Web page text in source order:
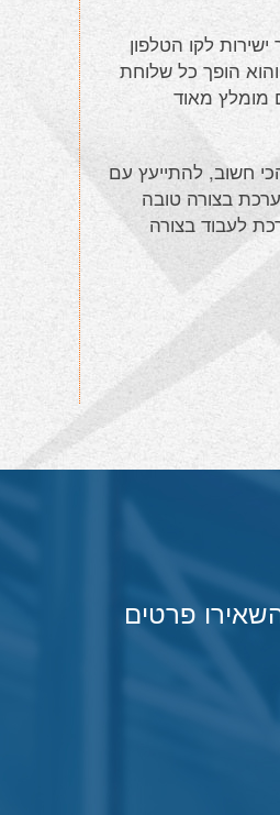
לקו הטלפון
הופך כל שלוחת
מומלץ מאוד
חשוב, להתייעץ עם
בצורה טובה
לעבוד בצורה
פרטים